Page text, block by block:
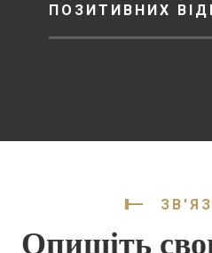
ПОЗИТИВНИХ
Опишіть